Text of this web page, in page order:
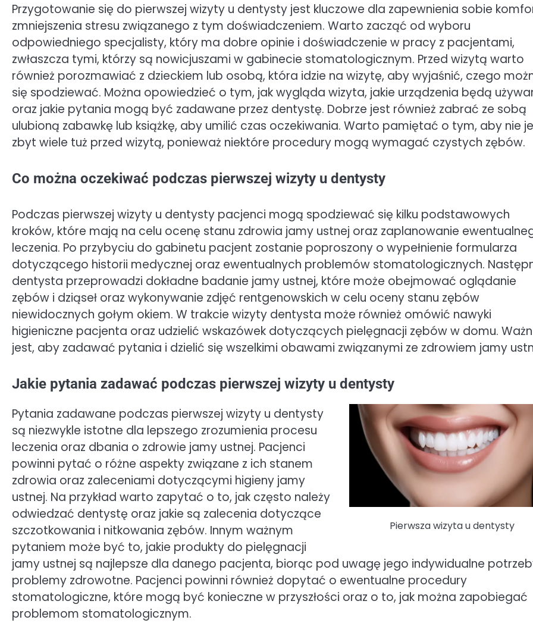
Przygotowanie się do pierwszej wizyty u dentysty jest kluczowe dla zapewnienia sobie
zmniejszenia stresu związanego z tym doświadczeniem. Warto zacząć od wyboru
odpowiedniego specjalisty, który ma dobre opinie i doświadczenie w pracy z pacjentami,
zwłaszcza tymi, którzy są nowicjuszami w gabinecie stomatologicznym. Przed wizytą warto
również porozmawiać z dzieckiem lub osobą, która idzie na wizytę, aby wyjaśnić, czego
się spodziewać. Można opowiedzieć o tym, jak wygląda wizyta, jakie urządzenia będą
oraz jakie pytania mogą być zadawane przez dentystę. Dobrze jest również zabrać ze sobą
ulubioną zabawkę lub książkę, aby umilić czas oczekiwania. Warto pamiętać o tym, aby nie
zbyt wiele tuż przed wizytą, ponieważ niektóre procedury mogą wymagać czystych zębów.
Co można oczekiwać podczas pierwszej wizyty u dentysty
Podczas pierwszej wizyty u dentysty pacjenci mogą spodziewać się kilku podstawowych
kroków, które mają na celu ocenę stanu zdrowia jamy ustnej oraz zaplanowanie
leczenia. Po przybyciu do gabinetu pacjent zostanie poproszony o wypełnienie formularza
dotyczącego historii medycznej oraz ewentualnych problemów stomatologicznych.
dentysta przeprowadzi dokładne badanie jamy ustnej, które może obejmować oglądanie
zębów i dziąseł oraz wykonywanie zdjęć rentgenowskich w celu oceny stanu zębów
niewidocznych gołym okiem. W trakcie wizyty dentysta może również omówić nawyki
higieniczne pacjenta oraz udzielić wskazówek dotyczących pielęgnacji zębów w domu.
jest, aby zadawać pytania i dzielić się wszelkimi obawami związanymi ze zdrowiem jamy
Jakie pytania zadawać podczas pierwszej wizyty u dentysty
Pierwsza wizyta u dentysty
Pytania zadawane podczas pierwszej wizyty u dentysty
są niezwykle istotne dla lepszego zrozumienia procesu
leczenia oraz dbania o zdrowie jamy ustnej. Pacjenci
powinni pytać o różne aspekty związane z ich stanem
zdrowia oraz zaleceniami dotyczącymi higieny jamy
ustnej. Na przykład warto zapytać o to, jak często należy
odwiedzać dentystę oraz jakie są zalecenia dotyczące
szczotkowania i nitkowania zębów. Innym ważnym
pytaniem może być to, jakie produkty do pielęgnacji
jamy ustnej są najlepsze dla danego pacjenta, biorąc pod uwagę jego indywidualne
problemy zdrowotne. Pacjenci powinni również dopytać o ewentualne procedury
stomatologiczne, które mogą być konieczne w przyszłości oraz o to, jak można zapobiegać
problemom stomatologicznym.